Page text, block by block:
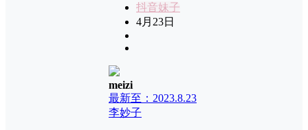
抖音妹子
4月23日
meizi
最新至：2023.8.23
李妙子